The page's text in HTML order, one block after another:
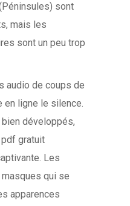
sont
mais les
sont un peu trop
audio de coups de
en ligne le silence.
développés,
pdf gratuit
Les
qui se
apparences